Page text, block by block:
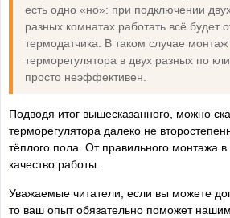
есть одно «но»: при подключении
разных комнатах работать всё будет
термодатчика. В таком случае монтаж
терморегулятора в двух разных по
просто неэффективен.
Подводя итог вышесказанного, можно
терморегулятора далеко не
тёплого пола. От правильного монтажа
качество работы.
Уважаемые читатели, если вы можете
то ваш опыт обязательно поможет